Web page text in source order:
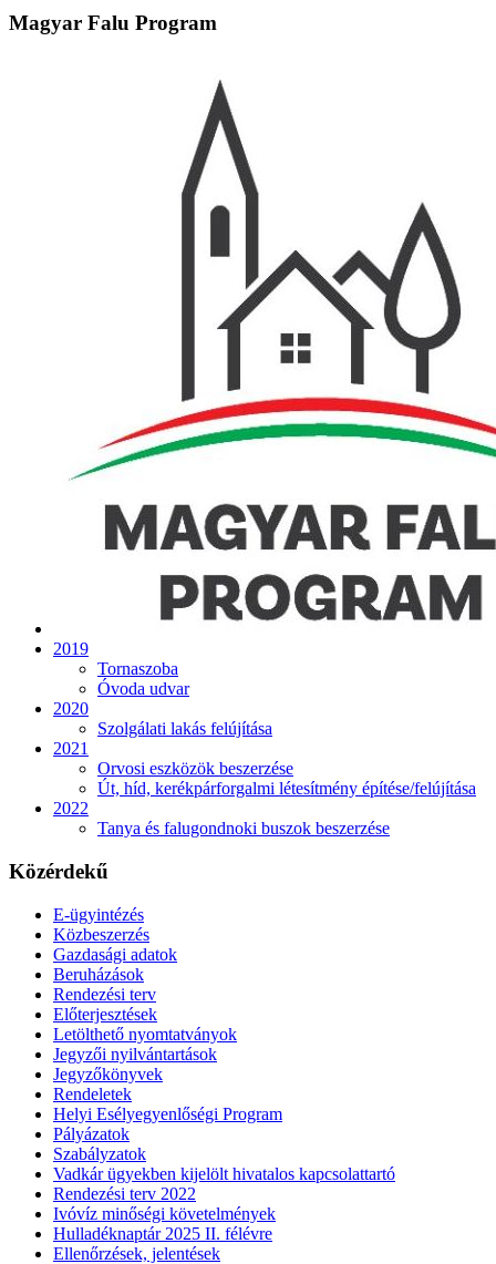
Magyar Falu Program
2019
Tornaszoba
Óvoda udvar
2020
Szolgálati lakás felújítása
2021
Orvosi eszközök beszerzése
Út, híd, kerékpárforgalmi létesítmény építése/felújítása
2022
Tanya és falugondnoki buszok beszerzése
Közérdekű
E-ügyintézés
Közbeszerzés
Gazdasági adatok
Beruházások
Rendezési terv
Előterjesztések
Letölthető nyomtatványok
Jegyzői nyilvántartások
Jegyzőkönyvek
Rendeletek
Helyi Esélyegyenlőségi Program
Pályázatok
Szabályzatok
Vadkár ügyekben kijelölt hivatalos kapcsolattartó
Rendezési terv 2022
Ivóvíz minőségi követelmények
Hulladéknaptár 2025 II. félévre
Ellenőrzések, jelentések